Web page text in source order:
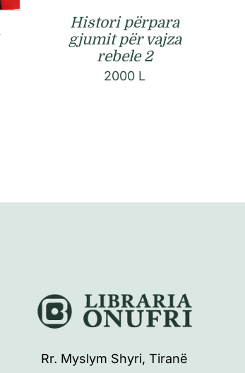
Histori përpara
gjumit për vajza
rebele 2
2000 L
Rr. Myslym Shyri, Tiranë